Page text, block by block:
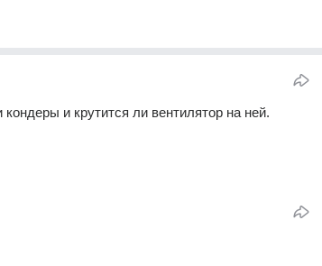
и крутится ли вентилятор на ней.